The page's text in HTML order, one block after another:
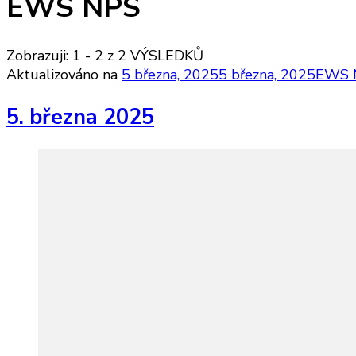
Zobrazuji: 1 - 2 z 2 VÝSLEDKŮ
Aktualizováno na 5 března, 20255 března, 2025EWS
5. března 2025